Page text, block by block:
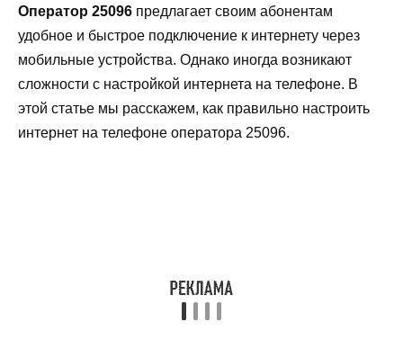
Оператор 25096 предлагает своим абонентам
удобное и быстрое подключение к интернету через
мобильные устройства. Однако иногда возникают
сложности с настройкой интернета на телефоне. В
этой статье мы расскажем, как правильно настроить
интернет на телефоне оператора 25096.